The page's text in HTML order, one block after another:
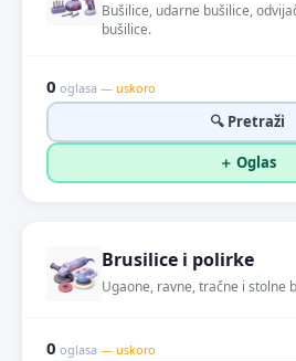
Bušilice, udarne bušilice,
bušilice.
0 oglasa — uskoro
🔍 Pretraži
＋ Oglas
Brusilice i polirke
Ugaone, ravne, tračne i stolne
0 oglasa — uskoro